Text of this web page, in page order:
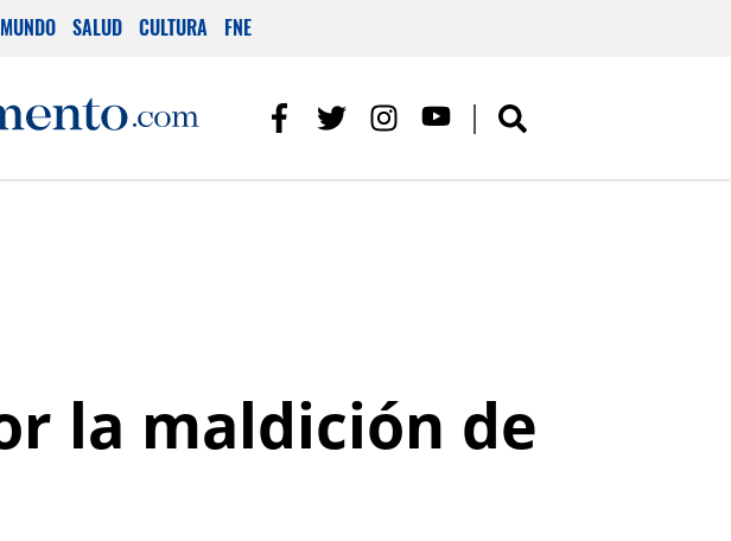
MUNDO SALUD CULTURA FNE
la maldición de